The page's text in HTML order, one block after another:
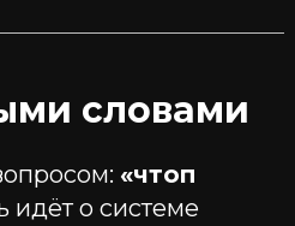
словами
«чтоп
идёт о системе